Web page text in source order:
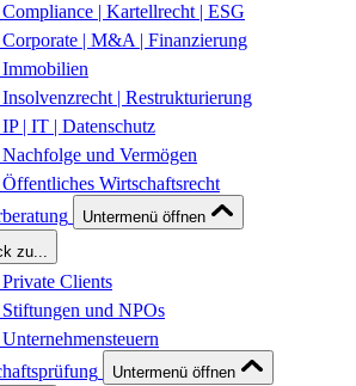
Compliance | Kartellrecht | ESG
Corporate | M&A | Finanzierung
Immobilien
Insolvenzrecht | Restrukturierung
IP | IT | Datenschutz
Nachfolge und Vermögen
Öffentliches Wirtschaftsrecht
Untermenü öffnen
zu...
Private Clients
Stiftungen und NPOs
Unternehmensteuern
Untermenü öffnen